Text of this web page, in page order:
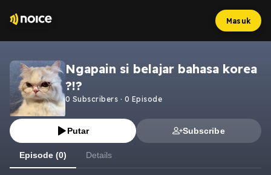
Masuk
Ngapain si belajar bahasa korea
?!?
0 Subscribers · 0 Episode
Putar Subscribe
Episode (0) Details